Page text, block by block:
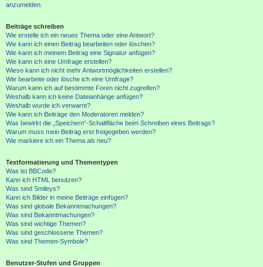
anzumelden.
Beiträge schreiben
Wie erstelle ich ein neues Thema oder eine Antwort?
Wie kann ich einen Beitrag bearbeiten oder löschen?
Wie kann ich meinem Beitrag eine Signatur anfügen?
Wie kann ich eine Umfrage erstellen?
Wieso kann ich nicht mehr Antwortmöglichkeiten erstellen?
Wie bearbeite oder lösche ich eine Umfrage?
Warum kann ich auf bestimmte Foren nicht zugreifen?
Weshalb kann ich keine Dateianhänge anfügen?
Weshalb wurde ich verwarnt?
Wie kann ich Beiträge den Moderatoren melden?
Was bewirkt die „Speichern“-Schaltfläche beim Schreiben eines Beitrags?
Warum muss mein Beitrag erst freigegeben werden?
Wie markiere ich ein Thema als neu?
Textformatierung und Thementypen
Was ist BBCode?
Kann ich HTML benutzen?
Was sind Smileys?
Kann ich Bilder in meine Beiträge einfügen?
Was sind globale Bekanntmachungen?
Was sind Bekanntmachungen?
Was sind wichtige Themen?
Was sind geschlossene Themen?
Was sind Themen-Symbole?
Benutzer-Stufen und Gruppen